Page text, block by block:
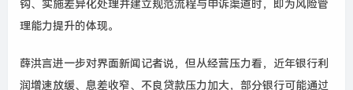
钩、实施差异化处理并建立规范流程与申诉渠道时，即为风险管
理能力提升的体现。
薛洪言进一步对界面新闻记者说，但从经营压力看，近年银行利
润增速放缓、息差收窄、不良贷款压力加大，部分银行可能通过